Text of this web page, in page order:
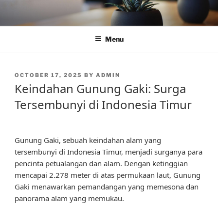
content
Menu
POSTED
OCTOBER 17, 2025 BY ADMIN
Keindahan Gunung Gaki: Surga
Tersembunyi di Indonesia Timur
Gunung Gaki, sebuah keindahan alam yang
tersembunyi di Indonesia Timur, menjadi surganya para
pencinta petualangan dan alam. Dengan ketinggian
mencapai 2.278 meter di atas permukaan laut, Gunung
Gaki menawarkan pemandangan yang memesona dan
panorama alam yang memukau.